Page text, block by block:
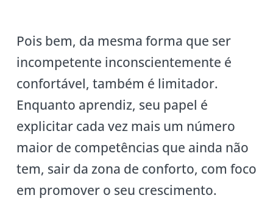
Pois bem, da mesma forma que ser
incompetente inconscientemente é
confortável, também é limitador.
Enquanto aprendiz, seu papel é
explicitar cada vez mais um número
maior de competências que ainda não
tem, sair da zona de conforto, com foco
em promover o seu crescimento.